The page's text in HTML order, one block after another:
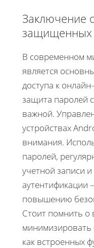
Заключение
защищенных
В современном
является
доступа к
защита паролей
важной.
устройствах
внимания.
паролей,
учетной записи
аутентификации
повышению
Стоит помнить о
минимизировать
как встроенных